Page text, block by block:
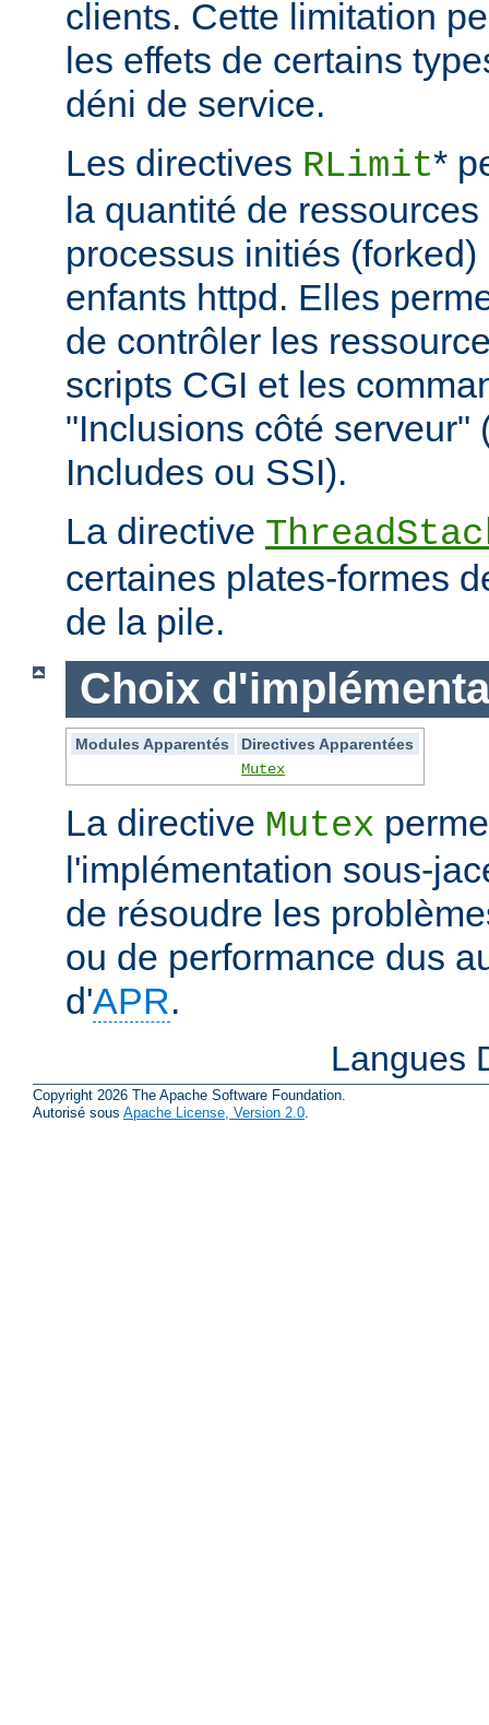
clients. Cette limitation
les effets de certains
déni de service.
Les directives RLimit*
la quantité de
processus initiés
enfants httpd. Elles
de contrôler les
scripts CGI et les
"Inclusions côté serveur"
Includes ou SSI).
La directive
certaines plates-formes
de la pile.
Choix
Modules Apparentés
Directives Apparentées
Mutex
La directive Mutex
l'implémentation sous-
de résoudre les
ou de performance dus
d'APR.
Langues
Copyright 2026 The Apache Software Foundation.
Autorisé sous Apache License, Version 2.0.